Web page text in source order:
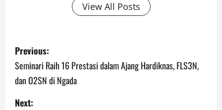
View All Posts
Previous:
Seminari Raih 16 Prestasi dalam Ajang Hardiknas, FLS3N,
dan O2SN di Ngada
Next: